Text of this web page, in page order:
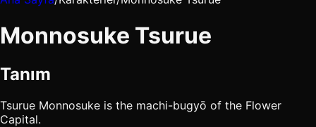
Monnosuke Tsurue
Tanım
Tsurue Monnosuke is the machi-bugyō of the Flower
Capital.